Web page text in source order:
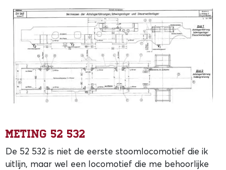
Meting 52 532
De 52 532 is niet de eerste stoomlocomotief die ik
uitlijn, maar wel een locomotief die me behoorlijke